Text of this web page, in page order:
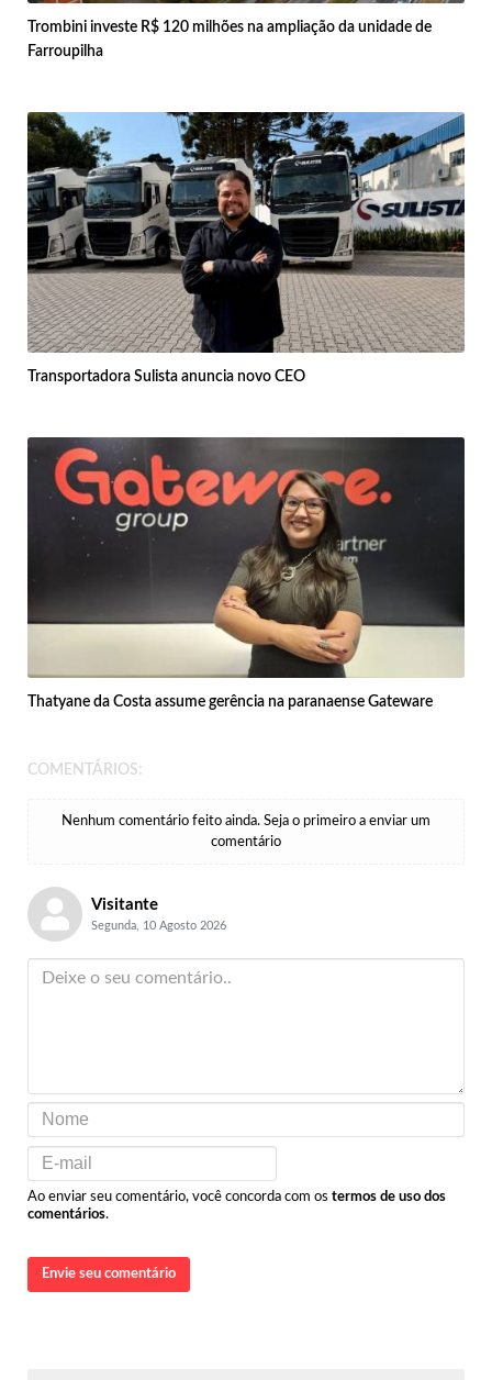
Trombini investe R$ 120 milhões na ampliação da unidade de
Farroupilha
Transportadora Sulista anuncia novo CEO
Thatyane da Costa assume gerência na paranaense Gateware
COMENTÁRIOS:
Nenhum comentário feito ainda. Seja o primeiro a enviar um
comentário
Visitante
Segunda, 10 Agosto 2026
Ao enviar seu comentário, você concorda com os termos de uso dos
comentários.
Envie seu comentário